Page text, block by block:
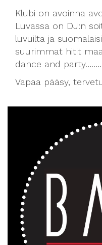
Klubi on avoinna
Luvassa on DJ:n
luvuilta ja
suurimmat hitit
dance and
Vapaa pääsy,